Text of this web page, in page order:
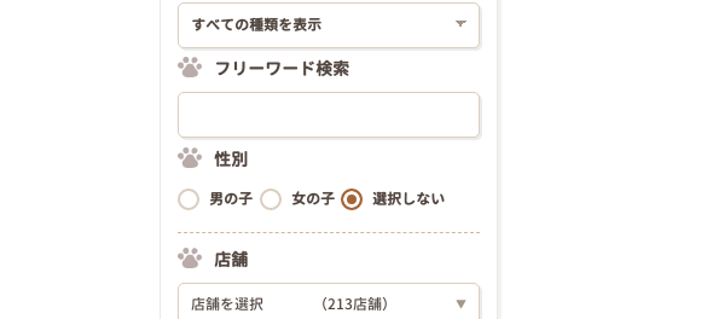
フリーワード検索
性別
男の子 女の子 選択しない
店舗
店舗を選択 （213店舗） ▼